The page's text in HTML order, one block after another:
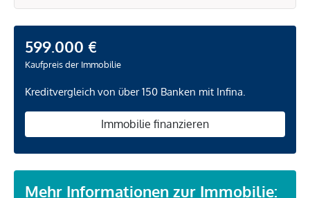
599.000 €
Kaufpreis der Immobilie
Kreditvergleich von über 150 Banken mit Infina.
Immobilie finanzieren
Mehr Informationen zur Immobilie: